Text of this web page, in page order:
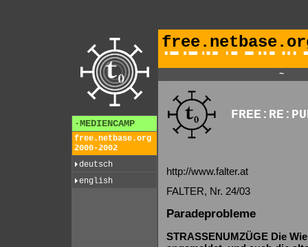
·MEDIENCAMP
free.netbase.org
2000-2002
deutsch
english
~
http://www.falter.at
FALTER, Nr. 24/03
Paradeprobleme
STRASSENUMZÜGE Die